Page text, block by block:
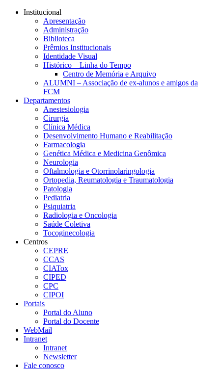
Conteúdo principal
Institucional
Apresentação
Administração
Biblioteca
Prêmios Institucionais
Identidade Visual
Histórico – Linha do Tempo
Centro de Memória e Arquivo
ALUMNI – Associação de ex-alunos e amigos da
FCM
Departamentos
Anestesiologia
Cirurgia
Clínica Médica
Desenvolvimento Humano e Reabilitação
Farmacologia
Genética Médica e Medicina Genômica
Neurologia
Oftalmologia e Otorrinolaringologia
Ortopedia, Reumatologia e Traumatologia
Patologia
Pediatria
Psiquiatria
Radiologia e Oncologia
Saúde Coletiva
Tocoginecologia
Centros
CEPRE
CCAS
CIATox
CIPED
CPC
CIPOI
Portais
Portal do Aluno
Portal do Docente
WebMail
Intranet
Intranet
Newsletter
Fale conosco